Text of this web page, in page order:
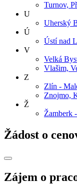
Turnov,
U
Uherský
Ú
Ústí nad
V
Velká
Vlašim,
Z
Zlín -
Znojmo,
Ž
Žamberk
Žádost o
Zájem o